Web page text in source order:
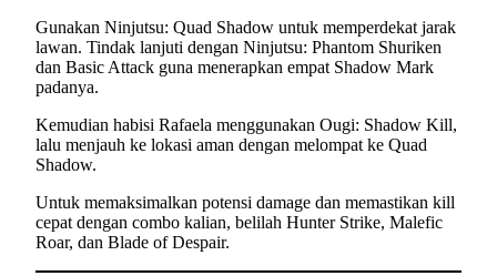
Gunakan Ninjutsu: Quad Shadow untuk memperdekat jarak
lawan. Tindak lanjuti dengan Ninjutsu: Phantom Shuriken
dan Basic Attack guna menerapkan empat Shadow Mark
padanya.
Kemudian habisi Rafaela menggunakan Ougi: Shadow Kill,
lalu menjauh ke lokasi aman dengan melompat ke Quad
Shadow.
Untuk memaksimalkan potensi damage dan memastikan kill
cepat dengan combo kalian, belilah Hunter Strike, Malefic
Roar, dan Blade of Despair.